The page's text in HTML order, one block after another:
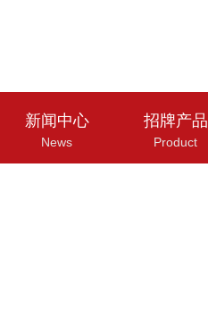
News Product
新闻中心 招牌产品